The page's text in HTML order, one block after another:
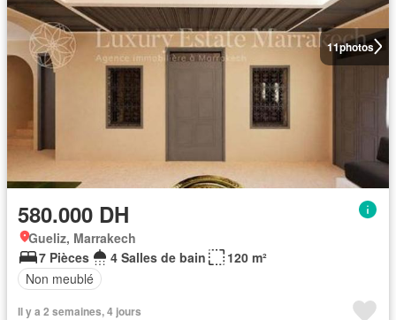
11photos
580.000 DH
Gueliz, Marrakech
7 Pièces
4 Salles de bain
120 m²
Non meublé
Il y a 2 semaines, 4 jours